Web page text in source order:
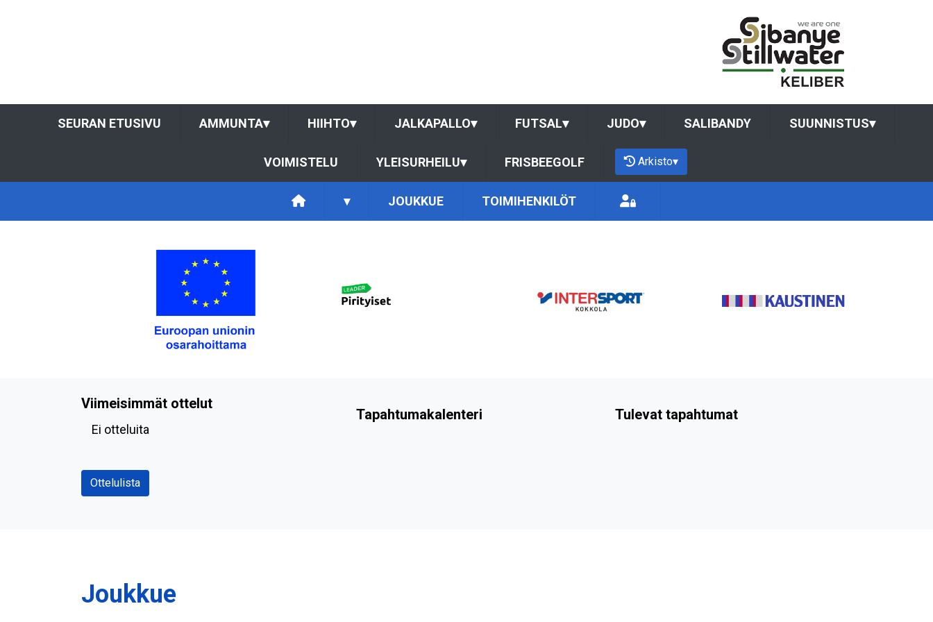
SEURAN ETUSIVU AMMUNTA▾ HIIHTO▾ JALKAPALLO▾ FUTSAL▾ JUDO▾ SALIBANDY SUUNNISTUS▾
VOIMISTELU YLEISURHEILU▾ FRISBEEGOLF Arkisto▾
▾ JOUKKUE TOIMIHENKILÖT
Viimeisimmät ottelut
Ei otteluita
Ottelulista
Tapahtumakalenteri Tulevat tapahtumat
Joukkue